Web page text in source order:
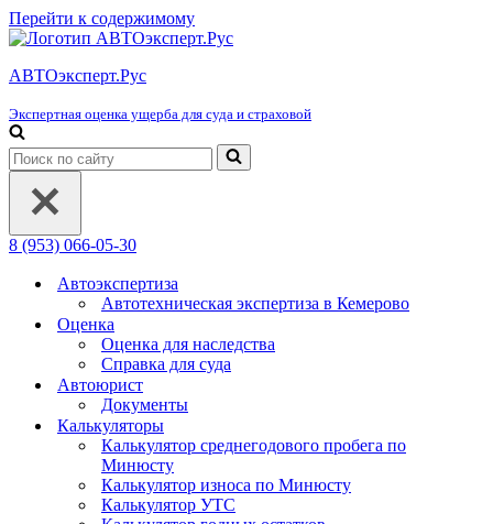
Перейти к содержимому
АВТОэксперт.Рус
Экспертная оценка ущерба для суда и страховой
Искать...
8 (953) 066-05-30
Автоэкспертиза
Автотехническая экспертиза в Кемерово
Оценка
Оценка для наследства
Справка для суда
Автоюрист
Документы
Калькуляторы
Калькулятор среднегодового пробега по
Минюсту
Калькулятор износа по Минюсту
Калькулятор УТС